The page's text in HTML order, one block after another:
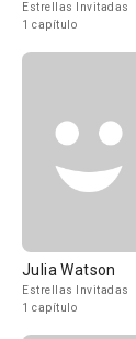
Estrellas Invitadas
1 capítulo
Julia Watson
Estrellas Invitadas
1 capítulo